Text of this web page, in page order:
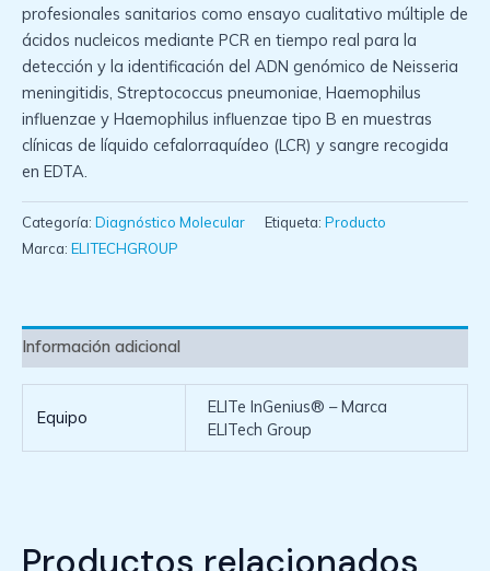
profesionales sanitarios como ensayo cualitativo múltiple de
ácidos nucleicos mediante PCR en tiempo real para la
detección y la identificación del ADN genómico de Neisseria
meningitidis, Streptococcus pneumoniae, Haemophilus
influenzae y Haemophilus influenzae tipo B en muestras
clínicas de líquido cefalorraquídeo (LCR) y sangre recogida
en EDTA.
Categoría: Diagnóstico Molecular Etiqueta: Producto
Marca: ELITECHGROUP
Información adicional
Equipo
ELITe InGenius® – Marca
ELITech Group